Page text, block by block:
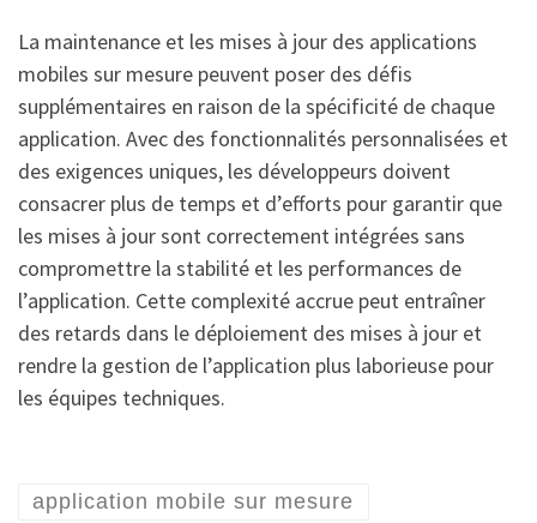
La maintenance et les mises à jour des applications
mobiles sur mesure peuvent poser des défis
supplémentaires en raison de la spécificité de chaque
application. Avec des fonctionnalités personnalisées et
des exigences uniques, les développeurs doivent
consacrer plus de temps et d’efforts pour garantir que
les mises à jour sont correctement intégrées sans
compromettre la stabilité et les performances de
l’application. Cette complexité accrue peut entraîner
des retards dans le déploiement des mises à jour et
rendre la gestion de l’application plus laborieuse pour
les équipes techniques.
application mobile sur mesure